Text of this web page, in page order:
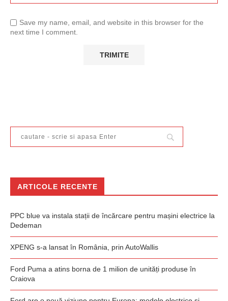
Save my name, email, and website in this browser for the
next time I comment.
ARTICOLE RECENTE
PPC blue va instala stații de încărcare pentru mașini electrice la
Dedeman
XPENG s-a lansat în România, prin AutoWallis
Ford Puma a atins borna de 1 milion de unități produse în
Craiova